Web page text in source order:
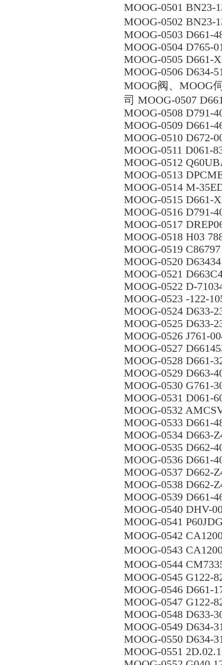
MOOG-0501 BN23-
MOOG-0502 BN23-
MOOG-0503 D661-
MOOG-0504 D765-
MOOG-0505 D661-
MOOG-0506 D634-
MOOG阀、MOOG
司 MOOG-0507
MOOG-0508 D791-
MOOG-0509 D661-
MOOG-0510 D672-
MOOG-0511 D061-
MOOG-0512
MOOG-0513
MOOG-0514 M-
MOOG-0515 D661-
MOOG-0516 D791-
MOOG-0517
MOOG-0518 H03
MOOG-0519 C86797
MOOG-0520
MOOG-0521
MOOG-0522 D-
MOOG-0523 -122-
MOOG-0524 D633-
MOOG-0525 D633-
MOOG-0526 J761-
MOOG-0527
MOOG-0528 D661-
MOOG-0529 D663-
MOOG-0530 G761-
MOOG-0531 D061-
MOOG-0532
MOOG-0533 D661-
MOOG-0534 D663-
MOOG-0535 D662-
MOOG-0536 D661-
MOOG-0537 D662-
MOOG-0538 D662-
MOOG-0539 D661-
MOOG-0540 DHV-
MOOG-0541
MOOG-0542
MOOG-0543
MOOG-0544
MOOG-0545 G122-
MOOG-0546 D661-
MOOG-0547 G122-
MOOG-0548 D633-
MOOG-0549 D634-
MOOG-0550 D634-
MOOG-0551